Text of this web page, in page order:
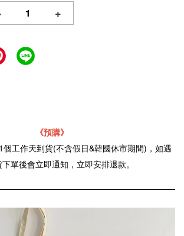
+
《預購》
工作天到貨(不含假日&韓國休市期間)，如遇
單後會立即通知，立即安排退款。